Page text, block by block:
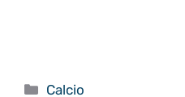
Categorie
Calcio